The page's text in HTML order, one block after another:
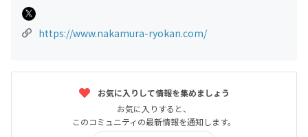
https://www.nakamura-ryokan.com/
お気に入りして情報を集めましょう
お気に入りすると、
このコミュニティの最新情報を通知します。